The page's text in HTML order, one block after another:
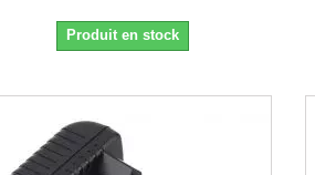
Produit en stock